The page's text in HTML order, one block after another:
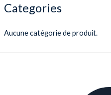
Categories
Aucune catégorie de produit.